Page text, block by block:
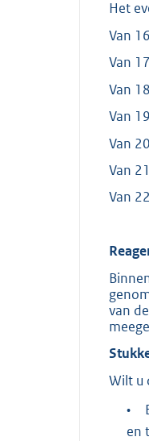
Het
Van
Van
Van
Van
Van
Van
Van
van
Wilt u
•
en